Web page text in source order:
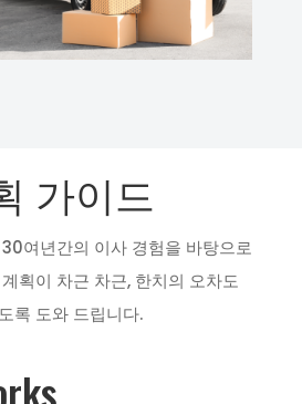
가이드
여년간의 이사 경험을 바탕으로
획이 차근 차근, 한치의 오차도
록 도와 드립니다.